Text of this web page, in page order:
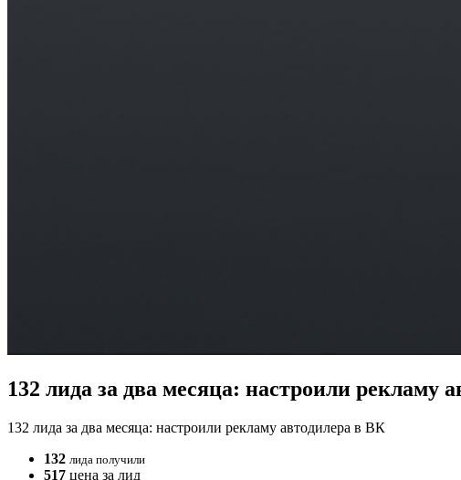
132 лида за два месяца: настроили рекламу
132 лида за два месяца: настроили рекламу автодилера в ВК
132 лида получили
517 цена за лид